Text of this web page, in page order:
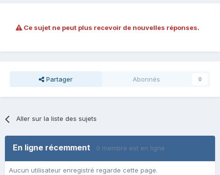
Ce sujet ne peut plus recevoir de nouvelles réponses.
Partager Abonnés 0
Aller sur la liste des sujets
En ligne récemment 0 membre est en ligne
Aucun utilisateur enregistré regarde cette page.